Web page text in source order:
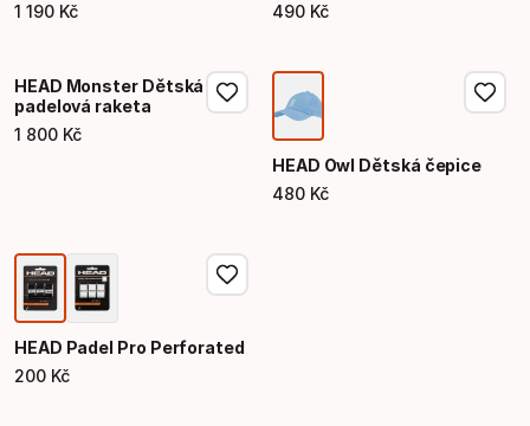
1 190 Kč
Konečná cena
490 Kč
Konečná cena
HEAD Monster Dětská
padelová raketa
1 800 Kč
Konečná cena
HEAD Owl Dětská čepice
480 Kč
Konečná cena
HEAD Padel Pro Perforated
200 Kč
Konečná cena